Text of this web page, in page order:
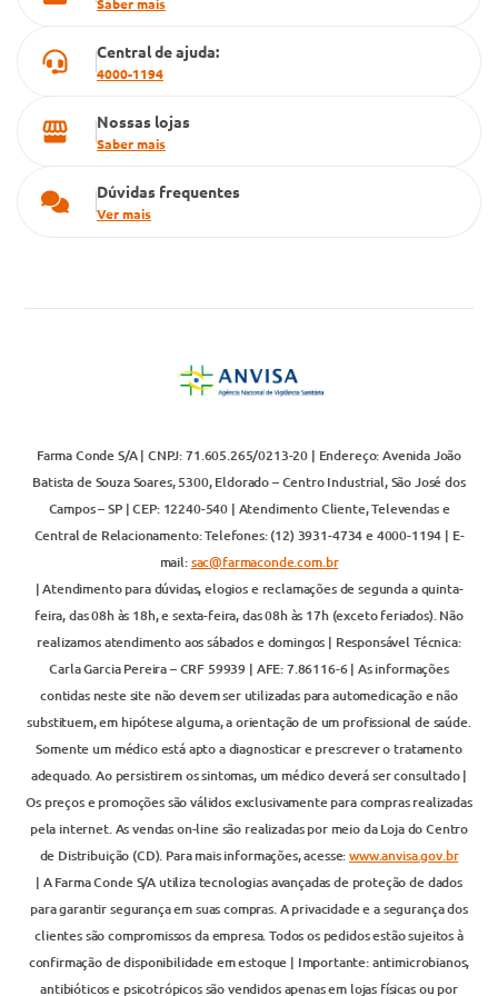
Central de ajuda:
4000-1194
Nossas lojas
Saber mais
Dúvidas frequentes
Ver mais
Farma Conde S/A | CNPJ: 71.605.265/0213-20 | Endereço: Avenida João
Batista de Souza Soares, 5300, Eldorado – Centro Industrial, São José dos
Campos – SP | CEP: 12240-540 | Atendimento Cliente, Televendas e
Central de Relacionamento: Telefones: (12) 3931-4734 e 4000-1194 | E-
mail:sac@farmaconde.com.br
| Atendimento para dúvidas, elogios e reclamações de segunda a quinta-
feira, das 08h às 18h, e sexta-feira, das 08h às 17h (exceto feriados). Não
realizamos atendimento aos sábados e domingos | Responsável Técnica:
Carla Garcia Pereira – CRF 59939 | AFE: 7.86116-6 | As informações
contidas neste site não devem ser utilizadas para automedicação e não
substituem, em hipótese alguma, a orientação de um profissional de saúde.
Somente um médico está apto a diagnosticar e prescrever o tratamento
adequado. Ao persistirem os sintomas, um médico deverá ser consultado |
Os preços e promoções são válidos exclusivamente para compras realizadas
pela internet. As vendas on-line são realizadas por meio da Loja do Centro
de Distribuição (CD). Para mais informações, acesse:www.anvisa.gov.br
| A Farma Conde S/A utiliza tecnologias avançadas de proteção de dados
para garantir segurança em suas compras. A privacidade e a segurança dos
clientes são compromissos da empresa. Todos os pedidos estão sujeitos à
confirmação de disponibilidade em estoque | Importante: antimicrobianos,
antibióticos e psicotrópicos são vendidos apenas em lojas físicas ou por